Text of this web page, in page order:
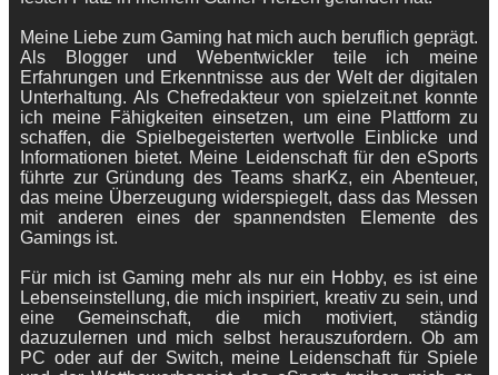
Meine Liebe zum Gaming hat mich auch beruflich geprägt.
Als Blogger und Webentwickler teile ich meine
Erfahrungen und Erkenntnisse aus der Welt der digitalen
Unterhaltung. Als Chefredakteur von spielzeit.net konnte
ich meine Fähigkeiten einsetzen, um eine Plattform zu
schaffen, die Spielbegeisterten wertvolle Einblicke und
Informationen bietet. Meine Leidenschaft für den eSports
führte zur Gründung des Teams sharKz, ein Abenteuer,
das meine Überzeugung widerspiegelt, dass das Messen
mit anderen eines der spannendsten Elemente des
Gamings ist.
Für mich ist Gaming mehr als nur ein Hobby, es ist eine
Lebenseinstellung, die mich inspiriert, kreativ zu sein, und
eine Gemeinschaft, die mich motiviert, ständig
dazuzulernen und mich selbst herauszufordern. Ob am
PC oder auf der Switch, meine Leidenschaft für Spiele